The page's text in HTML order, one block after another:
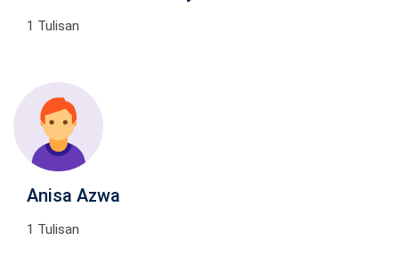
1 Tulisan
Anisa Azwa
1 Tulisan